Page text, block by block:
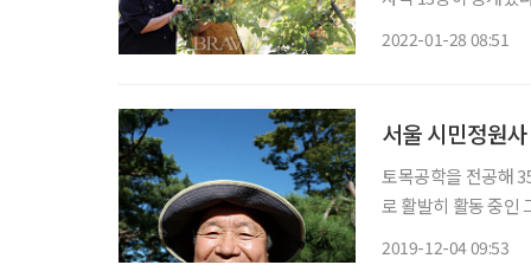
2022-01-28 08:51
서울 시민정원
토목공학을 전공해
로 활발히 활동 중인 그
2019-12-04 09:53